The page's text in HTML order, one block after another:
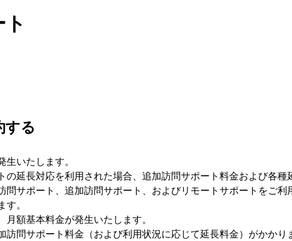
する
いたします。
延長対応を利用された場合、追加訪問サポート料金および各種
サポート、追加訪問サポート、およびリモートサポートをご利
。
額基本料金が発生いたします。
問サポート料金（および利用状況に応じて延長料金）がかかり